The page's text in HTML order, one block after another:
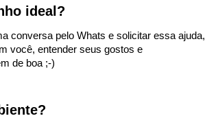
ideal?
conversa pelo Whats e solicitar essa ajuda,
você, entender seus gostos e
de boa ;-)